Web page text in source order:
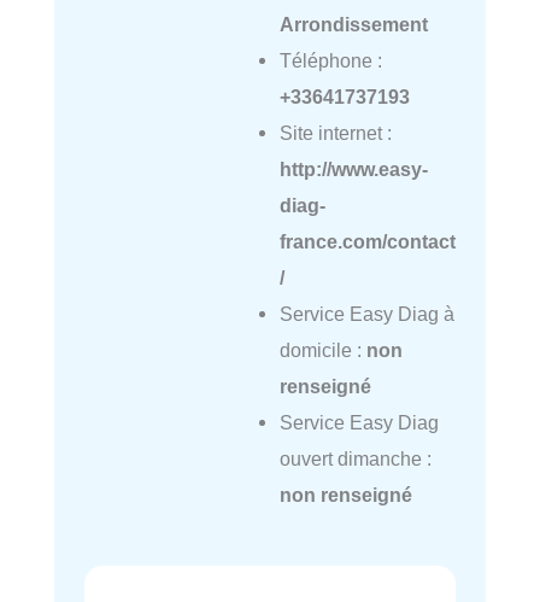
Arrondissement
Téléphone :
+33641737193
Site internet :
http://www.easy-
diag-
france.com/contact
/
Service Easy Diag à
domicile : non
renseigné
Service Easy Diag
ouvert dimanche :
non renseigné